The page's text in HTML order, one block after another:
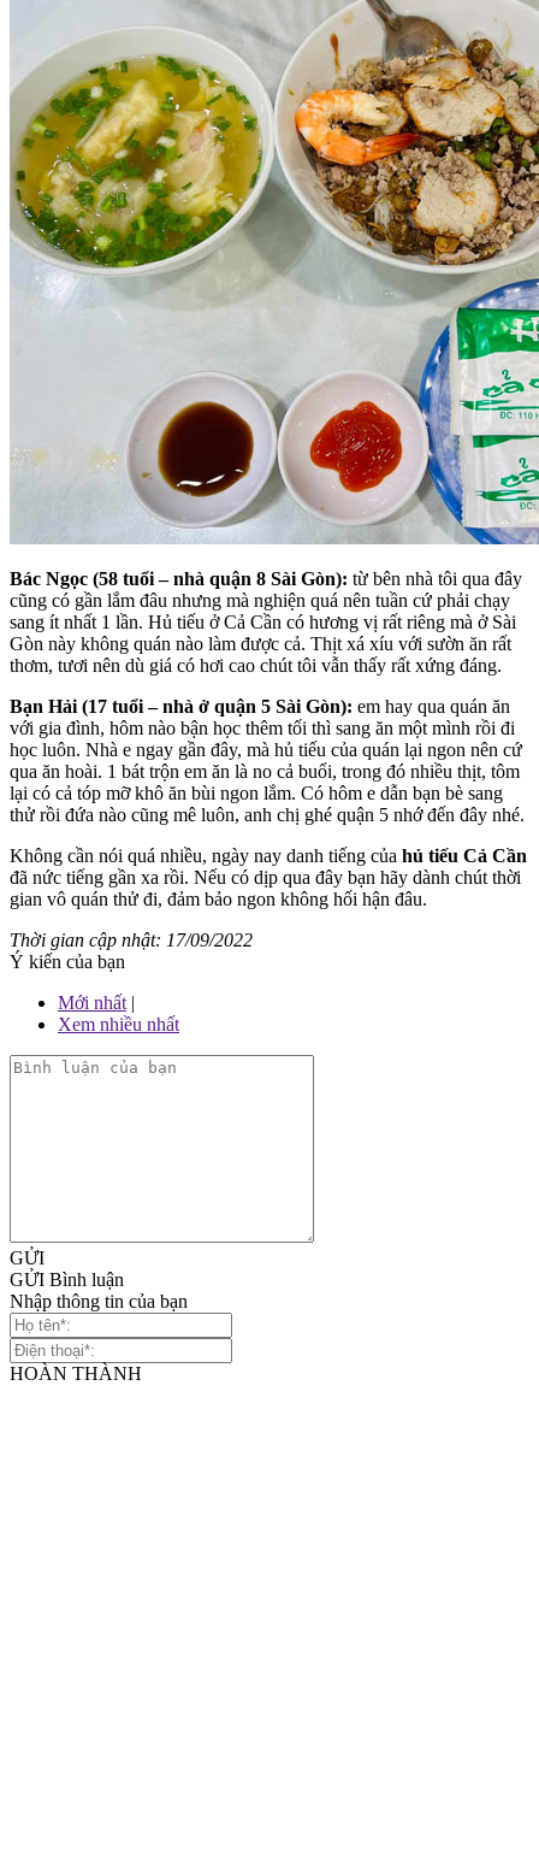
Bác Ngọc (58 tuổi – nhà quận 8 Sài Gòn): từ bên nhà tôi qua đây
cũng có gần lắm đâu nhưng mà nghiện quá nên tuần cứ phải chạy
sang ít nhất 1 lần. Hủ tiếu ở Cả Cần có hương vị rất riêng mà ở Sài
Gòn này không quán nào làm được cả. Thịt xá xíu với sườn ăn rất
thơm, tươi nên dù giá có hơi cao chút tôi vẫn thấy rất xứng đáng.
Bạn Hải (17 tuổi – nhà ở quận 5 Sài Gòn): em hay qua quán ăn
với gia đình, hôm nào bận học thêm tối thì sang ăn một mình rồi đi
học luôn. Nhà e ngay gần đây, mà hủ tiếu của quán lại ngon nên cứ
qua ăn hoài. 1 bát trộn em ăn là no cả buổi, trong đó nhiều thịt, tôm
lại có cả tóp mỡ khô ăn bùi ngon lắm. Có hôm e dẫn bạn bè sang
thử rồi đứa nào cũng mê luôn, anh chị ghé quận 5 nhớ đến đây nhé.
Không cần nói quá nhiều, ngày nay danh tiếng của hủ tiếu Cả Cần
đã nức tiếng gần xa rồi. Nếu có dịp qua đây bạn hãy dành chút thời
gian vô quán thử đi, đảm bảo ngon không hối hận đâu.
Thời gian cập nhật: 17/09/2022
Ý kiến của bạn
Mới nhất |
Xem nhiều nhất
GỬI
GỬI Bình luận
Nhập thông tin của bạn
HOÀN THÀNH